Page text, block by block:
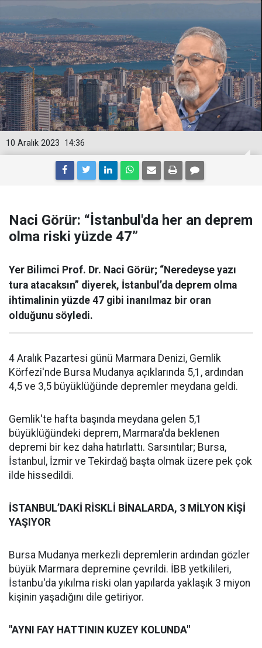
14:36
10 Aralık 2023
Naci Görür: “İstanbul'da her an deprem
olma riski yüzde 47”
Yer Bilimci Prof. Dr. Naci Görür; “Neredeyse yazı
tura atacaksın” diyerek, İstanbul’da deprem olma
ihtimalinin yüzde 47 gibi inanılmaz bir oran
olduğunu söyledi.
4 Aralık Pazartesi günü Marmara Denizi, Gemlik
Körfezi'nde Bursa Mudanya açıklarında 5,1, ardından
4,5 ve 3,5 büyüklüğünde depremler meydana geldi.
Gemlik'te hafta başında meydana gelen 5,1
büyüklüğündeki deprem, Marmara'da beklenen
depremi bir kez daha hatırlattı. Sarsıntılar; Bursa,
İstanbul, İzmir ve Tekirdağ başta olmak üzere pek çok
ilde hissedildi.
İSTANBUL’DAKİ RİSKLİ BİNALARDA, 3 MİLYON KİŞİ
YAŞIYOR
Bursa Mudanya merkezli depremlerin ardından gözler
büyük Marmara depremine çevrildi. İBB yetkilileri,
İstanbu'da yıkılma riski olan yapılarda yaklaşık 3 miyon
kişinin yaşadığını dile getiriyor.
"AYNI FAY HATTININ KUZEY KOLUNDA"